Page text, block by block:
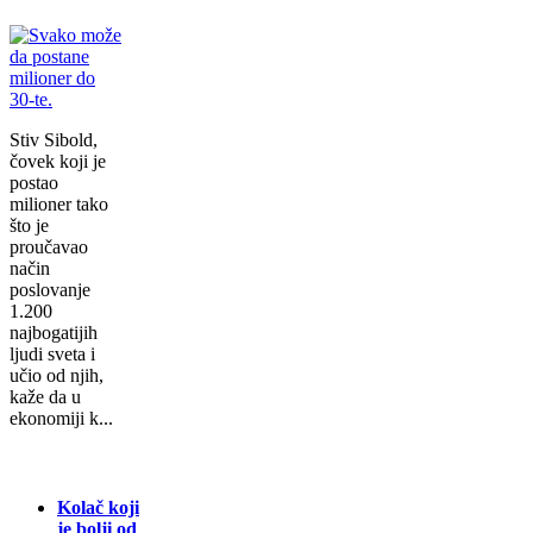
Stiv Sibold,
čovek koji je
postao
milioner tako
što je
proučavao
način
poslovanje
1.200
najbogatijih
ljudi sveta i
učio od njih,
kaže da u
ekonomiji k...
Kolač koji